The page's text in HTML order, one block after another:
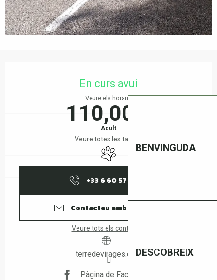
BENVINGUDA
DESCOBREIX
En curs avui
Veure els horaris
110,00 €
Adult
Veure totes les tarifes
Animals accepted
+33 6 60 57 12
Contacteu amb nosaltres
Veure tots els contactes
terredevirages.com
Pàgina de Facebook